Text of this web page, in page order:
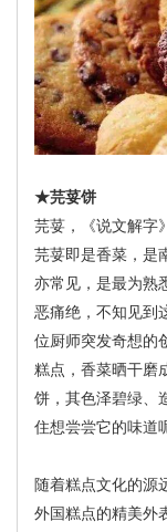
★芫荽饼
芫荽，《说文解字
芫荽即是香菜，是
亦常见，是最为熟
恶痛绝，不知见到
位厨师突发奇想的
糕点，香菜晒干磨
饼，其色泽碧绿、
住想尝尝它的味道
随着糕点文化的源
外国糕点的精美外